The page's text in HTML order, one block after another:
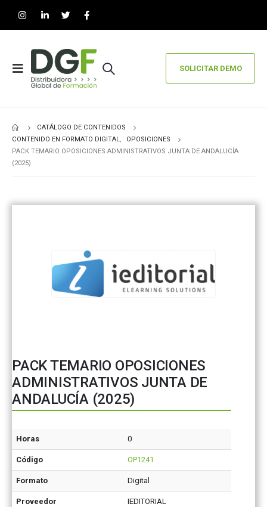
SOLICITAR DEMO
CATÁLOGO DE CONTENIDOS
CONTENIDO EN FORMATO DIGITAL,
OPOSICIONES
PACK TEMARIO OPOSICIONES ADMINISTRATIVOS JUNTA DE ANDALUCÍA
(2025)
PACK TEMARIO OPOSICIONES
ADMINISTRATIVOS JUNTA DE
ANDALUCÍA (2025)
Horas 0
Código OP1241
Formato Digital
Proveedor IEDITORIAL